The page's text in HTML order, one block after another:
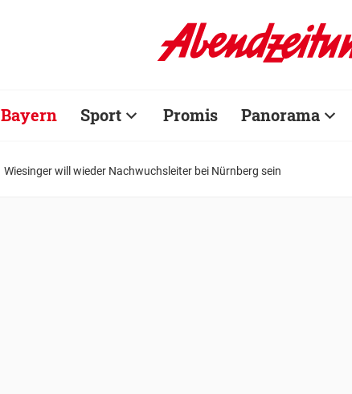
Bayern Sport Promis Panorama
Wiesinger will wieder Nachwuchsleiter bei Nürnberg sein